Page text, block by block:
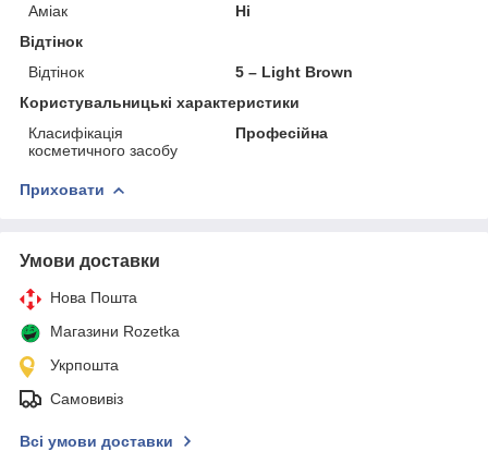
Аміак
Ні
Відтінок
Відтінок
5 – Light Brown
Користувальницькі характеристики
Класифікація
косметичного засобу
Професійна
Приховати
Умови доставки
Нова Пошта
Магазини Rozetka
Укрпошта
Самовивіз
Всі умови доставки